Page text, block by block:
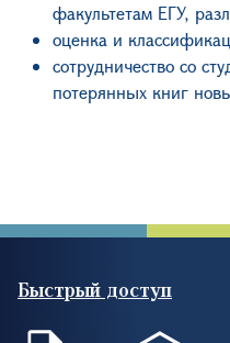
факультетам ЕГУ,
оценка и
сотрудничество со
потерянных книг
Быстрый доступ